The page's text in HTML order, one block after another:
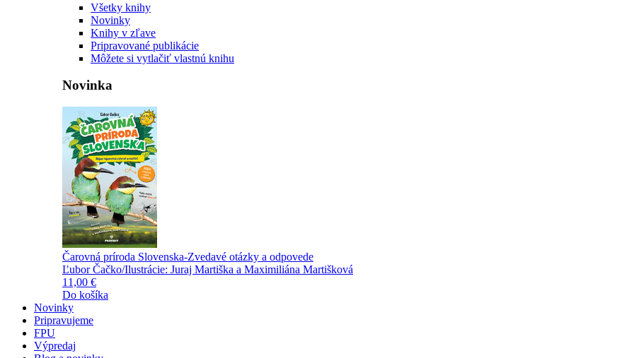
Všetky knihy
Novinky
Knihy v zľave
Pripravované publikácie
Môžete si vytlačiť vlastnú knihu
Novinka
Čarovná príroda Slovenska-Zvedavé otázky a odpovede
Ľubor Čačko/Ilustrácie: Juraj Martiška a Maximiliána Martišková
11,00 €
Do košíka
Novinky
Pripravujeme
FPU
Výpredaj